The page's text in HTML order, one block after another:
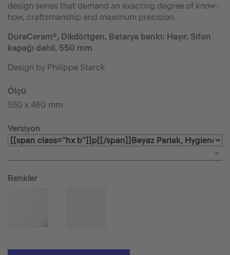
design series that demand an exacting degree of know-
how, craftsmanship and maximum precision.
DuraCeram®, Dikdörtgen, Batarya bankı: Hayır, Sifon
kapağı dahil, 550 mm
Design by Philippe Starck
Ölçü
550 x 460 mm
Versiyon
Renkler